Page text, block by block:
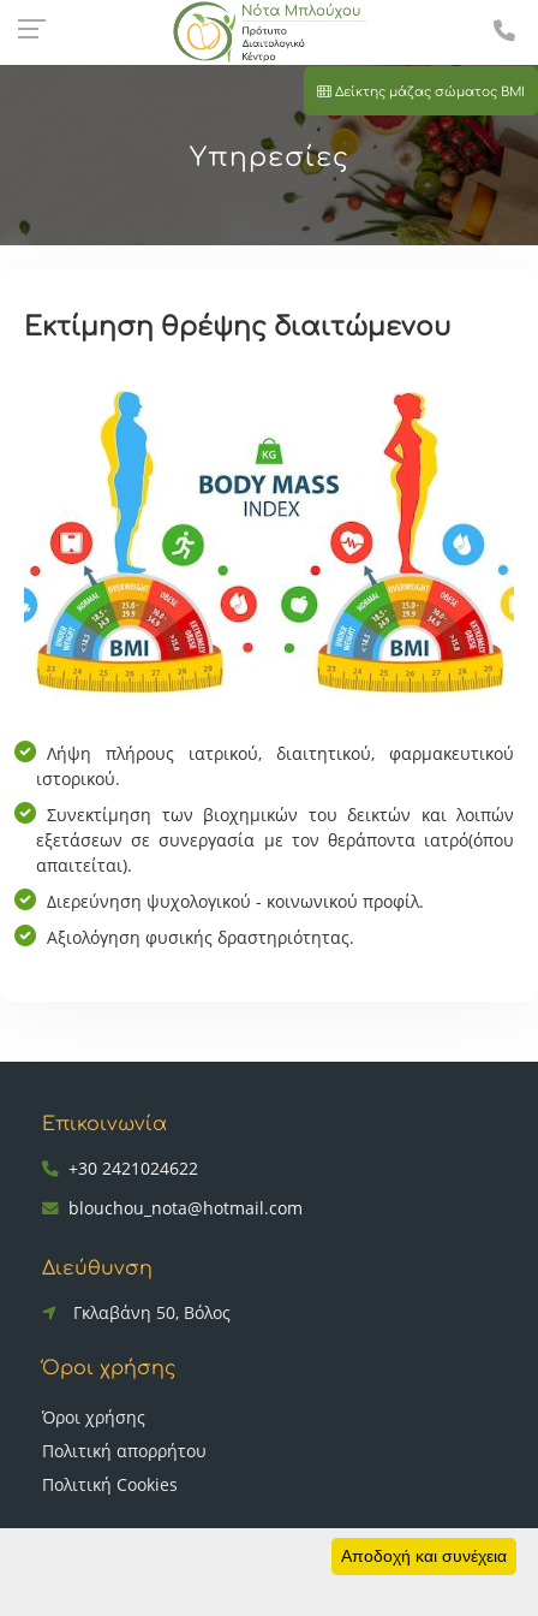
Δείκτης μάζας σώματος BMI
Υπηρεσίες
Εκτίμηση θρέψης διαιτώμενου
Λήψη πλήρους ιατρικού, διαιτητικού, φαρμακευτικού
ιστορικού.
Συνεκτίμηση των βιοχημικών του δεικτών και λοιπών
εξετάσεων σε συνεργασία με τον θεράποντα ιατρό(όπου
απαιτείται).
Διερεύνηση ψυχολογικού - κοινωνικού προφίλ.
Αξιολόγηση φυσικής δραστηριότητας.
Επικοινωνία
+30 2421024622
blouchou_nota@hotmail.com
Διεύθυνση
Γκλαβάνη 50, Βόλος
Όροι χρήσης
Όροι χρήσης
Πολιτική απορρήτου
Πολιτική Cookies
Ακολουθήστε μαςΑποδοχή και συνέχεια